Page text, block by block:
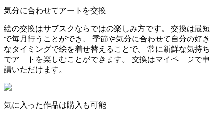
気分に合わせてアートを交換
絵の交換はサブスクならではの楽しみ方です。 交換は最短
で毎月行うことができ、 季節や気分に合わせて自分の好き
なタイミングで絵を着せ替えることで、 常に新鮮な気持ち
でアートを楽しむことができます。 交換はマイページで申
請いただけます。
気に入った作品は購入も可能